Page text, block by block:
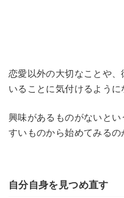
恋愛以外の大切なことや
いることに気付けるように
興味があるものがないと
すいものから始めてみるの
自分自身を見つめ直す